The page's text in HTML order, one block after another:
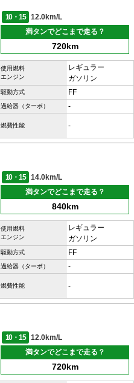
10・15
12.0km/L
満タンでどこまで走る？
720km
使用燃料
エンジン
レギュラー
ガソリン
駆動方式 FF
過給器（ターボ） -
燃費性能 -
10・15
14.0km/L
満タンでどこまで走る？
840km
使用燃料
エンジン
レギュラー
ガソリン
駆動方式 FF
過給器（ターボ） -
燃費性能 -
10・15
12.0km/L
満タンでどこまで走る？
720km